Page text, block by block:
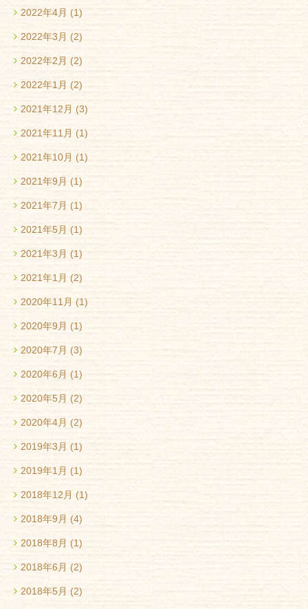
2022年4月 (1)
2022年3月 (2)
2022年2月 (2)
2022年1月 (2)
2021年12月 (3)
2021年11月 (1)
2021年10月 (1)
2021年9月 (1)
2021年7月 (1)
2021年5月 (1)
2021年3月 (1)
2021年1月 (2)
2020年11月 (1)
2020年9月 (1)
2020年7月 (3)
2020年6月 (1)
2020年5月 (2)
2020年4月 (2)
2019年3月 (1)
2019年1月 (1)
2018年12月 (1)
2018年9月 (4)
2018年8月 (1)
2018年6月 (2)
2018年5月 (2)